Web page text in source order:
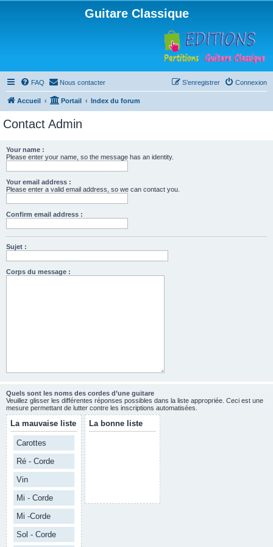
Guitare Classique
FAQ Nous contacter Connexion
S’enregistrer
Accueil Portail Index du forum
Contact Admin
Your name :
Please enter your name, so the message has an identity.
Your email address :
Please enter a valid email address, so we can contact you.
Confirm email address :
Sujet :
Corps du message :
Quels sont les noms des cordes d’une guitare
Veuillez glisser les différentes réponses possibles dans la liste appropriée. Ceci est une
mesure permettant de lutter contre les inscriptions automatisées.
La mauvaise liste
Carottes
Ré - Corde
Vin
Mi - Corde
Mi -Corde
Sol - Corde
La bonne liste